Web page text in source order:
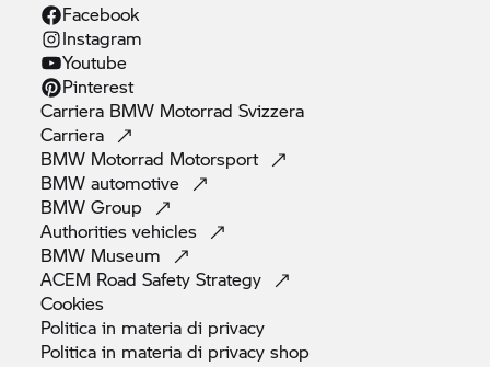
Facebook
Instagram
Youtube
Pinterest
Carriera BMW Motorrad Svizzera
Carriera
BMW Motorrad Motorsport
BMWautomotive
BMWGroup
Authoritiesvehicles
BMW Museum
ACEM Road SafetyStrategy
Cookies
Politica in materia di privacy
Politica in materia di privacyshop